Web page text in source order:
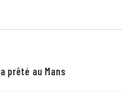
prêté au Mans